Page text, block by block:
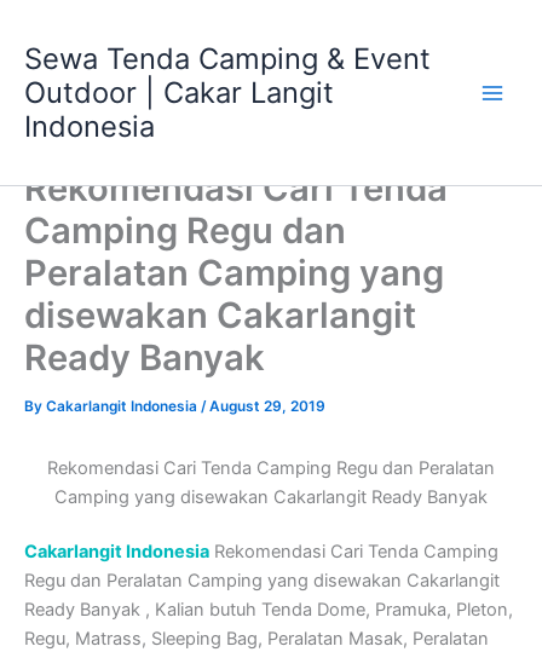
content
Sewa Tenda Camping & Event
Outdoor | Cakar Langit
Indonesia
Rekomendasi Cari Tenda
Camping Regu dan
Peralatan Camping yang
disewakan Cakarlangit
Ready Banyak
By Cakarlangit Indonesia /August 29, 2019
Rekomendasi Cari Tenda Camping Regu dan Peralatan
Camping yang disewakan Cakarlangit Ready Banyak
Cakarlangit Indonesia Rekomendasi Cari Tenda Camping
Regu dan Peralatan Camping yang disewakan Cakarlangit
Ready Banyak , Kalian butuh Tenda Dome, Pramuka, Pleton,
Regu, Matrass, Sleeping Bag, Peralatan Masak, Peralatan